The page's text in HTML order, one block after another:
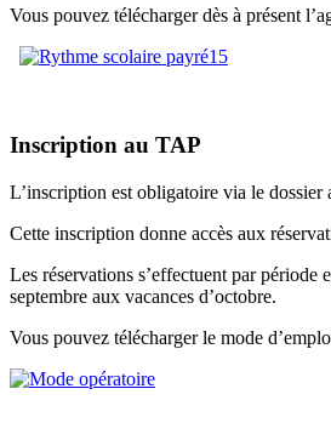
Vous pouvez télécharger dès à présent
Inscription au TAP
L’inscription est obligatoire via le dossier
Cette inscription donne accès aux
Les réservations s’effectuent par période
septembre aux vacances d’octobre.
Vous pouvez télécharger le mode